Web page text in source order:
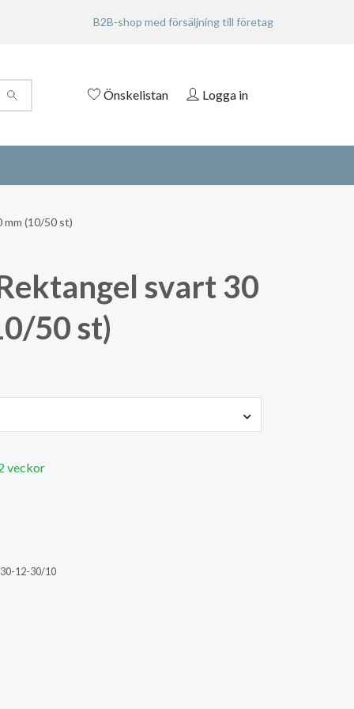
B2B-shop med försäljning till företag
Önskelistan Logga in
(10/50 st)
svart 30
50 st)
veckor
12-30/10